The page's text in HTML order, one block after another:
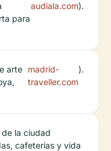
para
audiala.com).
arte madrid-
traveller.com
).
de la ciudad
cafeterías y vida